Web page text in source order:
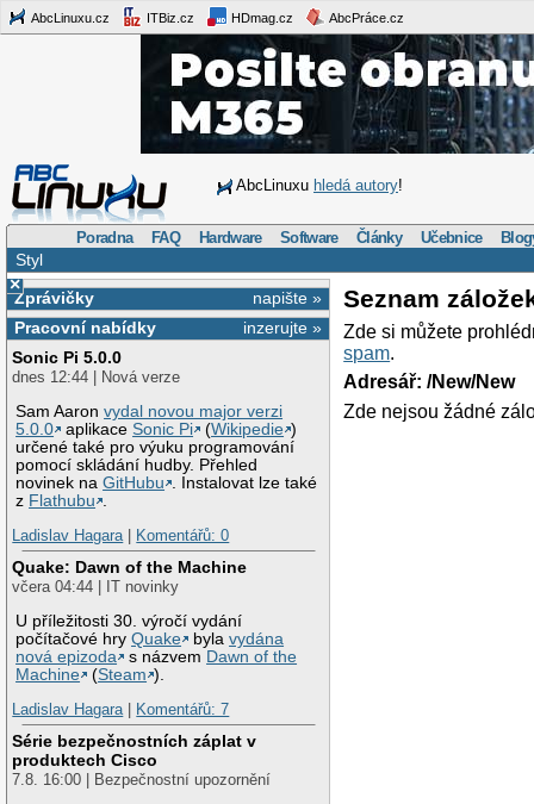
AbcLinuxu.cz ITBiz.cz HDmag.cz AbcPráce.cz
AbcLinuxu hledá autory!
Poradna FAQ Hardware Software Články Učebnice
Styl
×
napište »
Zprávičky
inzerujte »
Pracovní nabídky
Sonic Pi 5.0.0
dnes 12:44 | Nová verze
Sam Aaronvydal novou major verzi
5.0.0
aplikaceSonic Pi (Wikipedie )
určené také pro výuku programování
pomocí skládání hudby. Přehled
novinek naGitHubu
. Instalovat lze také
z Flathubu
Ladislav Hagara| Komentářů: 0
Quake: Dawn of the Machine
včera 04:44 | IT novinky
U příležitosti 30. výročí vydání
počítačové hryQuake bylavydána
nová epizoda
s názvem Dawn of the
Machine
(Steam ).
Ladislav Hagara| Komentářů: 7
Série bezpečnostních záplat v
produktech Cisco
7.8. 16:00 | Bezpečnostní upozornění
Seznam
Zde si můžete
spam.
Adresář: /New/New
Zde nejsou žádné